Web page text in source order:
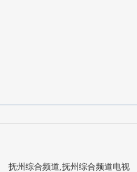
抚州综合频道,抚州综合频道电视